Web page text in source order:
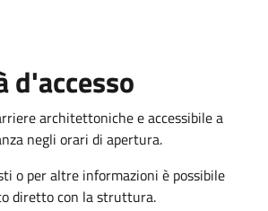
d'accesso
architettoniche e accessibile a
negli orari di apertura.
o per altre informazioni è possibile
diretto con la struttura.